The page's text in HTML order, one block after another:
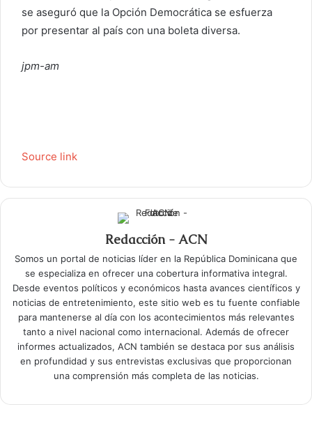
se aseguró que la Opción Democrática se esfuerza
por presentar al país con una boleta diversa.
jpm-am
Source link
Redacción - ACN
Somos un portal de noticias líder en la República Dominicana que
se especializa en ofrecer una cobertura informativa integral.
Desde eventos políticos y económicos hasta avances científicos y
noticias de entretenimiento, este sitio web es tu fuente confiable
para mantenerse al día con los acontecimientos más relevantes
tanto a nivel nacional como internacional. Además de ofrecer
informes actualizados, ACN también se destaca por sus análisis
en profundidad y sus entrevistas exclusivas que proporcionan
una comprensión más completa de las noticias.